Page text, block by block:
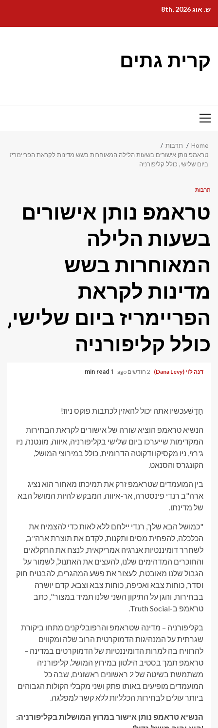
content
ש. אוג 8th, 2026
קרית גתים
Primary
Home
תרבות
טראמפ נותן אישורים בשעות הלילה המאוחרות בשש מדינות לקראת הפריימריז
ביום שלישי, כולל קליפורניה
תרבות
טראמפ נותן אישורים
בשעות הלילה
המאוחרות בשש
מדינות לקראת
הפריימריז ביום שלישי,
כולל קליפורניה
דנה לוי (Dana Levy) 2 חודשים ago 1 min read
חָדָשׁעכשיו אתה יכול להאזין לכתבות פוקס ניוז!
הנשיא טראמפ הוציא שורה של אישורים לקראת הבחירות
המקדימות שייערכו ביום שלישי בקליפורניה, איווה, מונטנה, ניו
ג'רזי, ניו מקסיקו ודקוטה הדרומית, כולל במירוצי המושל,
הקונגרס והסנאט.
בין המועמדים שטראמפ זרק את תמיכתו מאחור הוא נציג
ארה"ב רנדי פינסטרה, אר-איווה, המבקש להיות המושל הבא
של מדינתו.
"כמושל הבא שלך, רנדי יילחם ללא לאות כדי להצמיח את
הכלכלה, להפחית מסים ותקנות, לקדם את תוצרת ארה"ב,
לשחרר דומיננטיות אנרגיה אמריקאית, לנצח את החקלאים
והחוכרים המדהימים שלנו, להעצים את האתנול, לשמור על
הגבול שלנו מאובטח, לעצור את פשע המהגרים, להבטיח חוק
וסדר, כוחות צבא ואכיפה, כוחות צבא וצבא. קדם יושרה
בבחירות, והגן על התיקון השני שלנו תמיד במצור", כתב
טראמפ ב-Truth Social.
בקליפורניה – מדינה שטראמפ והרפובליקנים מתחו ביקורת
שגרתית על המנהיגות הדמוקרטית הרוב שלה ומקווים
להרוויח בה למרות הדומיננטיות של הדמוקרטים במדינה –
טראמפ תמך בסטיב הילטון במירוץ המושל. קליפורניה
משתמשת בשיטה של ​​2 ראשונים ראשונים, שבה כל
המועמדים מופיעים באותו פתק ושני מקבלי הקולות הגבוהים
ביותר עולים לבחירות הכלליות ללא קשר למפלגה.
הנשיא טראמפ נותן אישור במרוץ המושלות בקליפורניה: